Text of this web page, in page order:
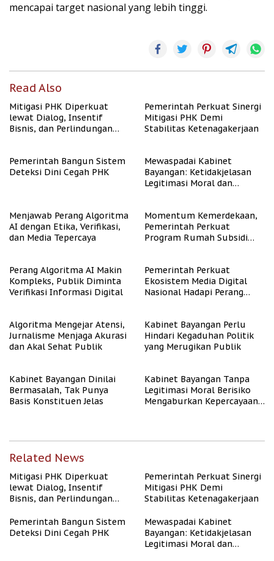
mencapai target nasional yang lebih tinggi.
Read Also
Mitigasi PHK Diperkuat
lewat Dialog, Insentif
Bisnis, dan Perlindungan
Pemerintah Perkuat Sinergi
Mitigasi PHK Demi
Stabilitas Ketenagakerjaan
Pemerintah Bangun Sistem
Deteksi Dini Cegah PHK
Mewaspadai Kabinet
Bayangan: Ketidakjelasan
Legitimasi Moral dan
Menjawab Perang Algoritma
AI dengan Etika, Verifikasi,
dan Media Tepercaya
Momentum Kemerdekaan,
Pemerintah Perkuat
Program Rumah Subsidi
Perang Algoritma AI Makin
Kompleks, Publik Diminta
Verifikasi Informasi Digital
Pemerintah Perkuat
Ekosistem Media Digital
Nasional Hadapi Perang
Algoritma Mengejar Atensi,
Jurnalisme Menjaga Akurasi
dan Akal Sehat Publik
Kabinet Bayangan Perlu
Hindari Kegaduhan Politik
yang Merugikan Publik
Kabinet Bayangan Dinilai
Bermasalah, Tak Punya
Basis Konstituen Jelas
Kabinet Bayangan Tanpa
Legitimasi Moral Berisiko
Mengaburkan Kepercayaan
Related News
Mitigasi PHK Diperkuat
lewat Dialog, Insentif
Bisnis, dan Perlindungan
Pemerintah Perkuat Sinergi
Mitigasi PHK Demi
Stabilitas Ketenagakerjaan
Pemerintah Bangun Sistem
Deteksi Dini Cegah PHK
Mewaspadai Kabinet
Bayangan: Ketidakjelasan
Legitimasi Moral dan